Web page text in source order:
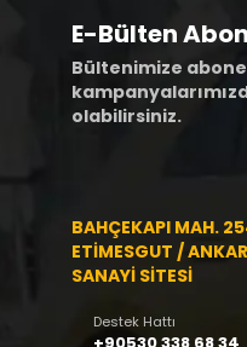
E-Bülten
Bültenimize
olabilirsiniz.
BAHÇEKAPI MAH.
ETİMESGUT /
SANAYİ SİTESİ
Destek Hattı